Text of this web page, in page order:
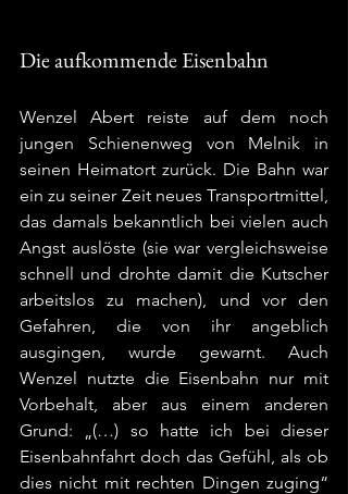
Die aufkommende Eisenbahn
Wenzel Abert reiste auf dem noch
jungen Schienenweg von Melnik in
seinen Heimatort zurück. Die Bahn war
ein zu seiner Zeit neues Transportmittel,
das damals bekanntlich bei vielen auch
Angst auslöste (sie war vergleichsweise
schnell und drohte damit die Kutscher
arbeitslos zu machen), und vor den
Gefahren, die von ihr angeblich
ausgingen, wurde gewarnt. Auch
Wenzel nutzte die Eisenbahn nur mit
Vorbehalt, aber aus einem anderen
Grund: „(…) so hatte ich bei dieser
Eisenbahnfahrt doch das Gefühl, als ob
dies nicht mit rechten Dingen zuging“